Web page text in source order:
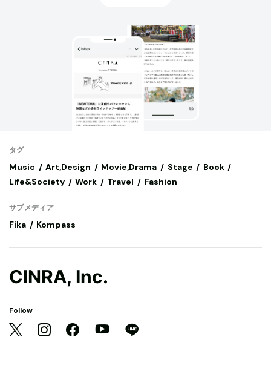
タグ
Music Art,Design Movie,Drama Stage
Book
Life&Society
Work Travel Fashion
サブメディア
Fika Kompass
CINRA, Inc.
Follow